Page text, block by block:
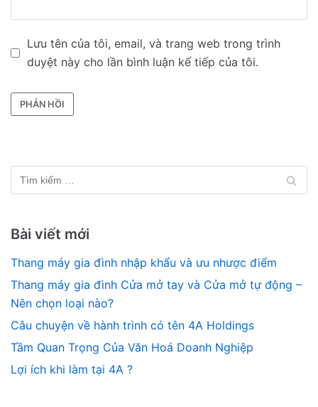
Lưu tên của tôi, email, và trang web trong trình
duyệt này cho lần bình luận kế tiếp của tôi.
Bài viết mới
Thang máy gia đình nhập khẩu và ưu nhược điểm
Thang máy gia đình Cửa mở tay và Cửa mở tự động –
Nên chọn loại nào?
Câu chuyện về hành trình có tên 4A Holdings
Tầm Quan Trọng Của Văn Hoá Doanh Nghiệp
Lợi ích khi làm tại 4A ?